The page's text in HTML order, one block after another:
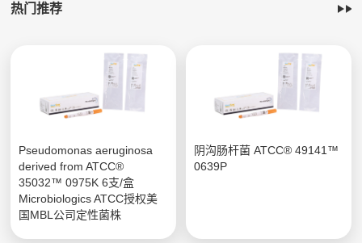
热门推荐
Pseudomonas aeruginosa
derived from ATCC®
35032™ 0975K 6支/盒
Microbiologics ATCC授权美
国MBL公司定性菌株
阴沟肠杆菌 ATCC® 49141™
0639P